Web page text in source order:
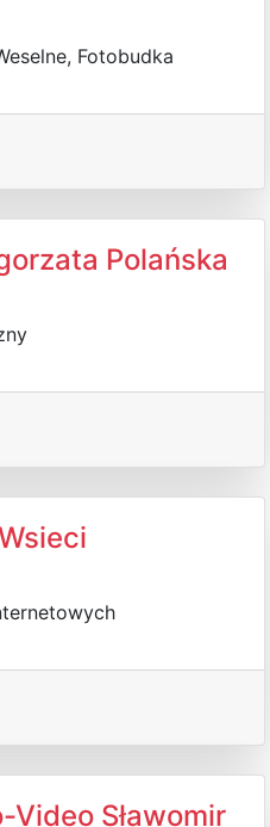
Fotobudka
Polańska
Video Sławomir